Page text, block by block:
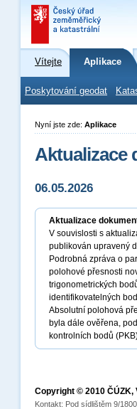
Vítejte Aplikace
Poskytování geodat
Nyní jste zde: Aplikace
Aktualizace
06.05.2026
Aktualizace
V souvislosti s
publikován upravený
Podrobná zpráva o
polohové přesnosti
trigonometrických
identifikovatelných
Absolutní polohová
byla dále ověřena,
kontrolních bodů
Copyright © 2010
Kontakt: Pod sídlištěm 9/